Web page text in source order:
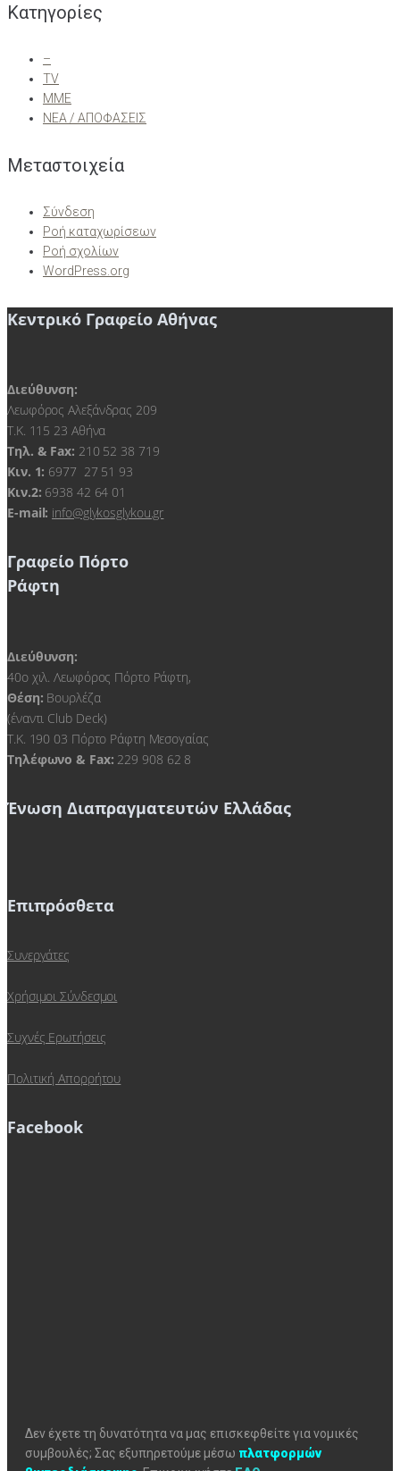
Kατηγορίες
–
TV
ΜΜΕ
ΝΕΑ / ΑΠΟΦΑΣΕΙΣ
Μεταστοιχεία
Σύνδεση
Ροή καταχωρίσεων
Ροή σχολίων
WordPress.org
Κεντρικό Γραφείο Αθήνας
Διεύθυνση:
Λεωφόρος Αλεξάνδρας 209
Τ.Κ. 115 23 Αθήνα
Τηλ. & Fax: 210 52 38 719
Kιν. 1: 6977 27 51 93
Κιν.2: 6938 42 64 01
E-mail: info@glykosglykou.gr
Γραφείο Πόρτο
Ράφτη
Διεύθυνση:
40ο χιλ. Λεωφόρος Πόρτο Ράφτη,
Θέση: Βουρλέζα
(έναντι Club Deck)
Τ.Κ. 190 03 Πόρτο Ράφτη Μεσογαίας
Τηλέφωνο & Fax: 229 908 62 8
Ένωση Διαπραγματευτών Ελλάδας
Επιπρόσθετα
Συνεργάτες
Χρήσιμοι Σύνδεσμοι
Συχνές Ερωτήσεις
Πολιτική Απορρήτου
Facebook
Δεν έχετε τη δυνατότητα να μας επισκεφθείτε για νομικές
συμβουλές; Σας εξυπηρετούμε μέσω πλατφορμών